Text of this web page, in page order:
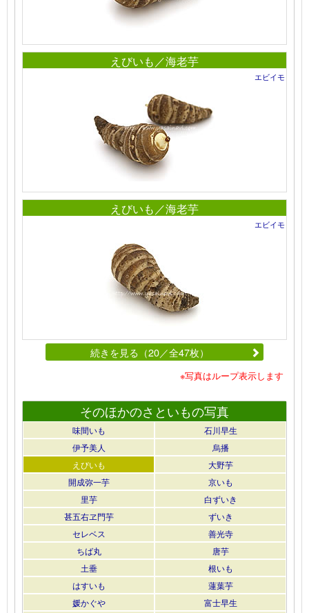
えびいも／海老芋
エビイモ
えびいも／海老芋
エビイモ
続きを見る（20／全47枚）
※写真はループ表示します
そのほかのさといもの写真
味間いも
石川早生
伊予美人
烏播
えびいも
大野芋
開成弥一芋
京いも
里芋
白ずいき
甚五右ヱ門芋
ずいき
セレベス
善光寺
ちば丸
唐芋
土垂
根いも
はすいも
蓮葉芋
媛かぐや
富士早生